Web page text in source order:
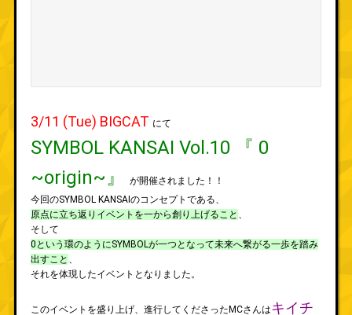
3/11 (Tue) BIGCAT にて
SYMBOL KANSAI Vol.10 『 0
~origin~』が開催されました！！
今回のSYMBOL KANSAIのコンセプトである、
原点に立ち返りイベントを一から創り上げること 、
そして
0という環のようにSYMBOLが一つとなって未来へ繋がる一歩を踏み
出すこと 、
それを体現したイベントとなりました。
このイベントを盛り上げ、進行してくださったMCさんはキイチ